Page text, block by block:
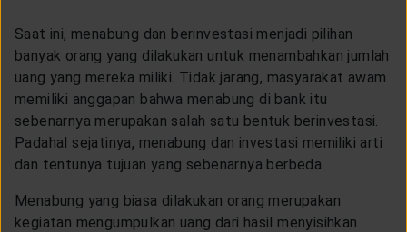
Saat ini, menabung dan berinvestasi menjadi pilihan
banyak orang yang dilakukan untuk menambahkan jumlah
uang yang mereka miliki. Tidak jarang, masyarakat awam
memiliki anggapan bahwa menabung di bank itu
sebenarnya merupakan salah satu bentuk berinvestasi.
Padahal sejatinya, menabung dan investasi memiliki arti
dan tentunya tujuan yang sebenarnya berbeda.
Menabung yang biasa dilakukan orang merupakan
kegiatan mengumpulkan uang dari hasil menyisihkan
KANTOR PEMASARAN
TEMUKAN AGEN
SOLUSI KAMI